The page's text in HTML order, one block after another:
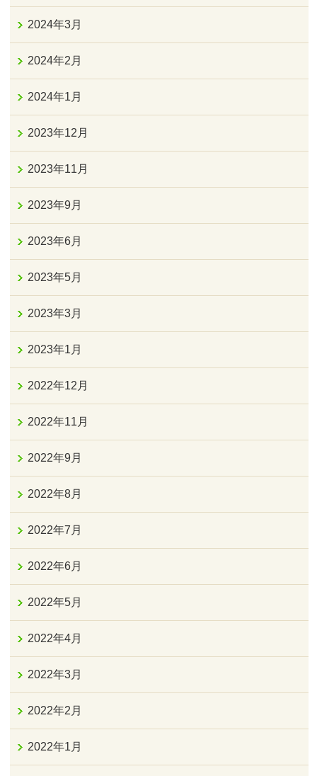
2024年3月
2024年2月
2024年1月
2023年12月
2023年11月
2023年9月
2023年6月
2023年5月
2023年3月
2023年1月
2022年12月
2022年11月
2022年9月
2022年8月
2022年7月
2022年6月
2022年5月
2022年4月
2022年3月
2022年2月
2022年1月